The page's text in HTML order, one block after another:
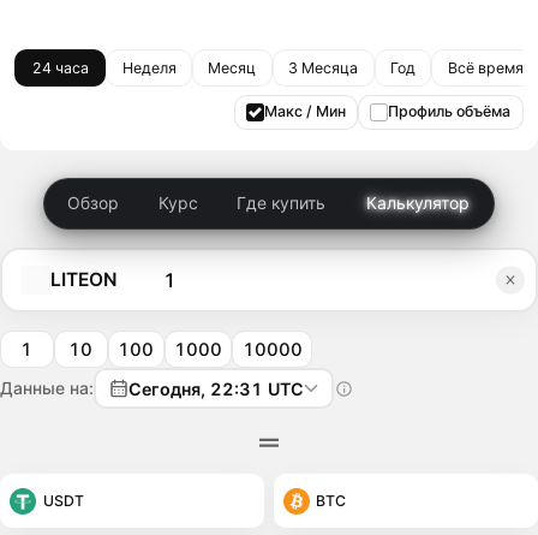
24 часа Неделя Месяц 3 Месяца Год Всё время
Макс / Мин Профиль объёма
Обзор Курс Где купить Калькулятор
LITEON
1 10 100 1000 10000
Данные на: Сегодня, 22:31 UTC
USDT BTC